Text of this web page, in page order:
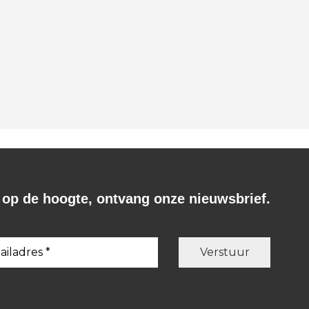
de hoogte, ontvang onze nieuwsbrief.